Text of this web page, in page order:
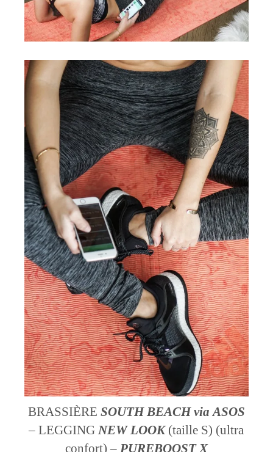
BRASSIÈRE SOUTH BEACHviaASOS
– LEGGINGNEW LOOK(taille S) (ultra
confort) – PUREBOOST X